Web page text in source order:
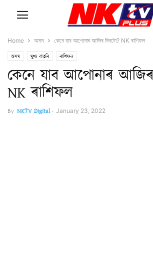
Home অসম কেনে যাব আপোনাৰ আজিৰ দিনটো? NK ৰাশিফল
অসম মুখ্য বাতৰি ৰাশিফল
কেনে যাব আপোনাৰ
NK ৰাশিফল
By NKTV Digital- January 23, 2022